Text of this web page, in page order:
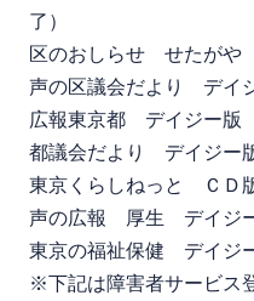
了）
区のおしらせ せたがや
声の区議会だより デイ
広報東京都 デイジー版
都議会だより デイジー
東京くらしねっと ＣＤ
声の広報 厚生 デイジ
東京の福祉保健 デイジ
※下記は障害者サービス